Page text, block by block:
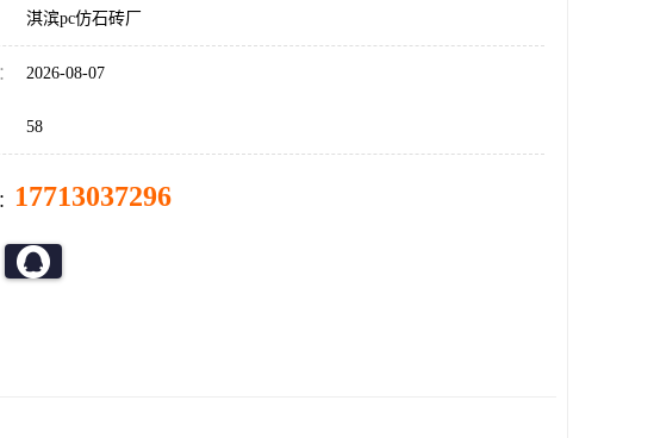
淇滨pc仿石砖厂
2026-08-07
58
17713037296